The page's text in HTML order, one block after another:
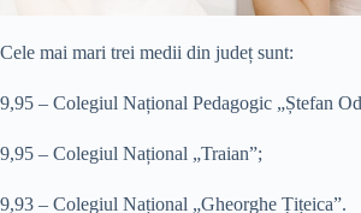
Cele mai mari trei medii din județ sunt:
9,95 – Colegiul Național Pedagogic „Ștefan
9,95 – Colegiul Național „Traian”;
9,93 – Colegiul Național „Gheorghe Țițeica”.